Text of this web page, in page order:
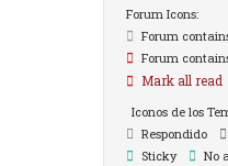
Forum Icons:
Forum
Forum
Mark all read
Iconos de los
Respondido
Sticky
No